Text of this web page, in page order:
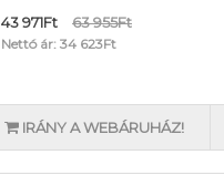
43 971Ft
63 955Ft
Nettó ár: 34 623Ft
IRÁNY A WEBÁRUHÁZ!